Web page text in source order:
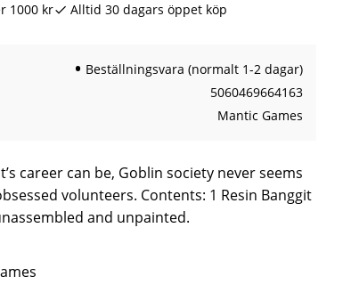
1000 kr Alltid 30 dagars öppet köp
Beställningsvara (normalt 1-2 dagar)
5060469664163
Mantic Games
career can be, Goblin society never seems
volunteers. Contents: 1 Resin Banggit
and unpainted.